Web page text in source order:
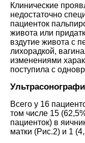
Клинические
недостаточно
пациенток
живота или
вздутие живота с
лихорадкой,
изменениями
поступила с
Всего у 16
том числе 15
пациенток) в
матки (Рис.2) и 1